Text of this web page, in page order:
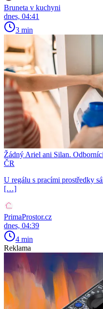
Bruneta v kuchyni
dnes, 04:41
3 min
Žádný Ariel ani Silan.
ČR
U regálu s pracími prostředky
[…]
PrimaProstor.cz
dnes, 04:39
4 min
Reklama